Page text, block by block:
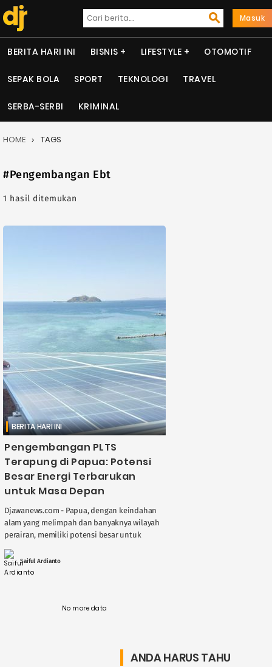
Masuk
BERITA HARI INI BISNIS LIFESTYLE OTOMOTIF
SEPAK BOLA SPORT TEKNOLOGI TRAVEL
SERBA-SERBI KRIMINAL
HOME TAGS
#Pengembangan Ebt
1 hasil ditemukan
BERITA HARI INI
Pengembangan PLTS
Terapung di Papua: Potensi
Besar Energi Terbarukan
untuk Masa Depan
Djawanews.com - Papua, dengan keindahan
alam yang melimpah dan banyaknya wilayah
perairan, memiliki potensi besar untuk
Surya (PLTS) Terapung. Salah satu langkah ....
Saiful Ardianto
No more data
ANDA HARUS TAHU